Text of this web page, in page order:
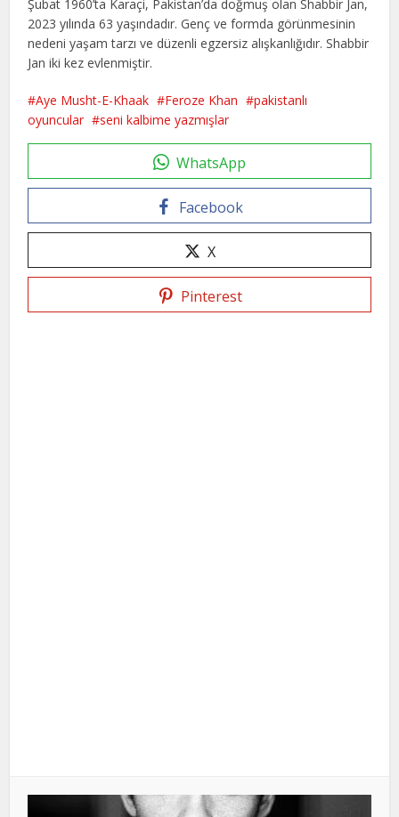
Şubat 1960’ta Karaçi, Pakistan’da doğmuş olan Shabbir Jan,
2023 yılında 63 yaşındadır. Genç ve formda görünmesinin
nedeni yaşam tarzı ve düzenli egzersiz alışkanlığıdır. Shabbir
Jan iki kez evlenmiştir.
Aye Musht-E-Khaak Feroze Khan
pakistanlı
oyuncular
seni kalbime yazmışlar
WhatsApp
Facebook
X
Pinterest